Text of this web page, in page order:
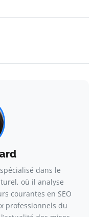
dans le
où il analyse
courantes en SEO
professionnels du